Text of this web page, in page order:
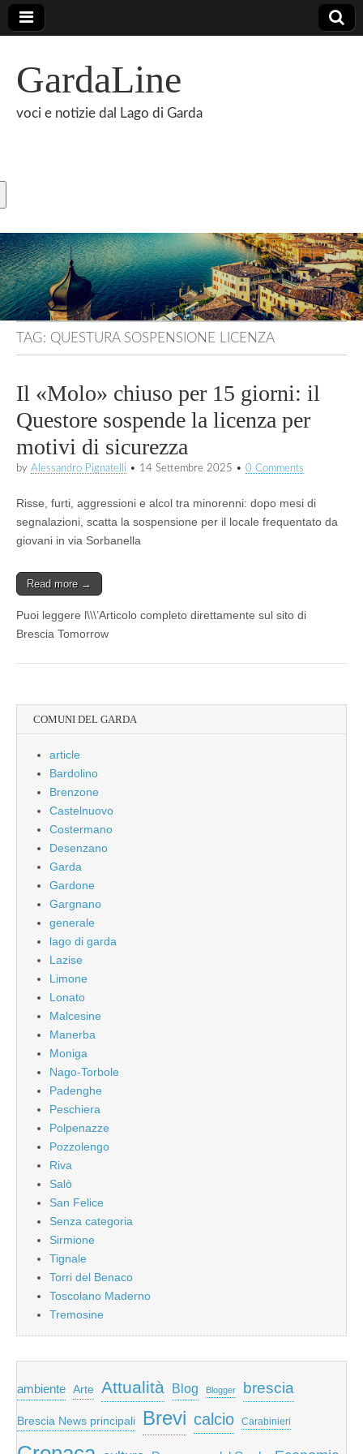
GardaLine
voci e notizie dal Lago di Garda
TAG: QUESTURA SOSPENSIONE LICENZA
Il «Molo» chiuso per 15 giorni: il
Questore sospende la licenza per
motivi di sicurezza
by Alessandro Pignatelli • 14 Settembre 2025 • 0 Comments
Risse, furti, aggressioni e alcol tra minorenni: dopo mesi di
segnalazioni, scatta la sospensione per il locale frequentato da
giovani in via Sorbanella
Read more →
Puoi leggere l\\\’Articolo completo direttamente sul sito di
Brescia Tomorrow
COMUNI DEL GARDA
article
Bardolino
Brenzone
Castelnuovo
Costermano
Desenzano
Garda
Gardone
Gargnano
generale
lago di garda
Lazise
Limone
Lonato
Malcesine
Manerba
Moniga
Nago-Torbole
Padenghe
Peschiera
Polpenazze
Pozzolengo
Riva
Salò
San Felice
Senza categoria
Sirmione
Tignale
Torri del Benaco
Toscolano Maderno
Tremosine
ambiente Arte Attualità Blog Blogger brescia
Brescia News principali Brevi calcio Carabinieri